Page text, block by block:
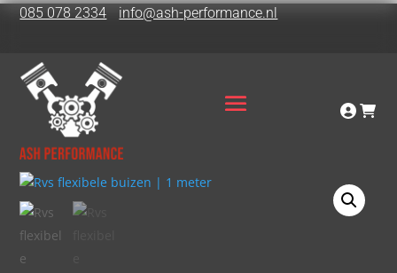
085 078 2334 info@ash-performance.nl